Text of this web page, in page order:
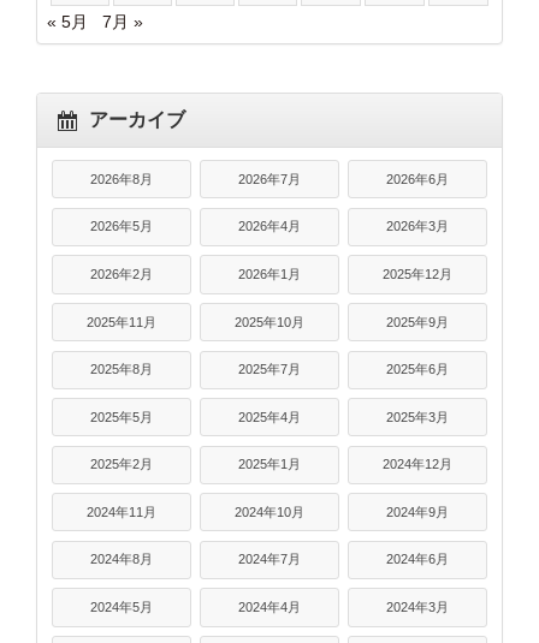
« 5月
7月 »
アーカイブ
2026年8月 2026年7月 2026年6月
2026年5月 2026年4月 2026年3月
2026年2月 2026年1月 2025年12月
2025年11月 2025年10月 2025年9月
2025年8月 2025年7月 2025年6月
2025年5月 2025年4月 2025年3月
2025年2月 2025年1月 2024年12月
2024年11月 2024年10月 2024年9月
2024年8月 2024年7月 2024年6月
2024年5月 2024年4月 2024年3月